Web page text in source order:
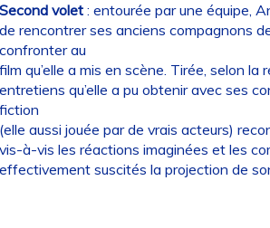
volet: entourée par une équipe,
rencontrer ses anciens compagnons
au
qu’elle a mis en scène. Tirée, selon la
qu’elle a pu obtenir avec ses
aussi jouée par de vrais acteurs)
à-vis les réactions imaginées et les
suscités la projection de